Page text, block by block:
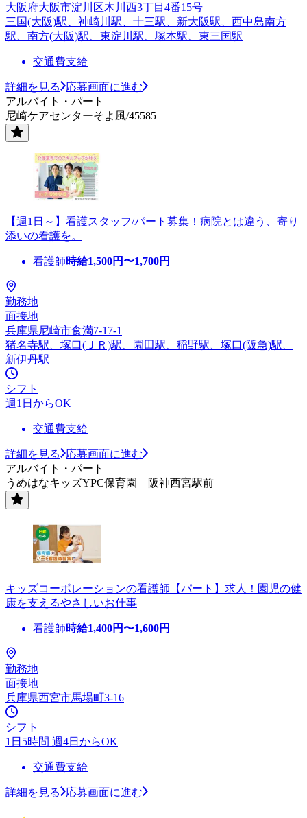
大阪府大阪市淀川区木川西3丁目4番15号
三国(大阪)駅、神崎川駅、十三駅、新大阪駅、西中島南方
駅、南方(大阪)駅、東淀川駅、塚本駅、東三国駅
交通費支給
詳細を見る
応募画面に進む
アルバイト・パート
尼崎ケアセンターそよ風/45585
【週1日～】看護スタッフ/パート募集！病院とは違う、寄り
添いの看護を。
看護師時給1,500円〜1,700円
勤務地
面接地
兵庫県尼崎市食満7-17-1
猪名寺駅、塚口(ＪＲ)駅、園田駅、稲野駅、塚口(阪急)駅、
新伊丹駅
シフト
週1日からOK
交通費支給
詳細を見る
応募画面に進む
アルバイト・パート
うめはなキッズYPC保育園 阪神西宮駅前
キッズコーポレーションの看護師【パート】求人！園児の健
康を支えるやさしいお仕事
看護師時給1,400円〜1,600円
勤務地
面接地
兵庫県西宮市馬場町3-16
シフト
1日5時間 週4日からOK
交通費支給
詳細を見る 応募画面に進む